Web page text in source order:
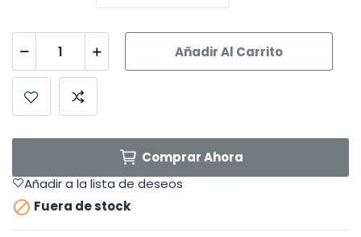
Añadir Al Carrito
Comprar Ahora
Añadir a la lista de deseos
 Fuera de stock